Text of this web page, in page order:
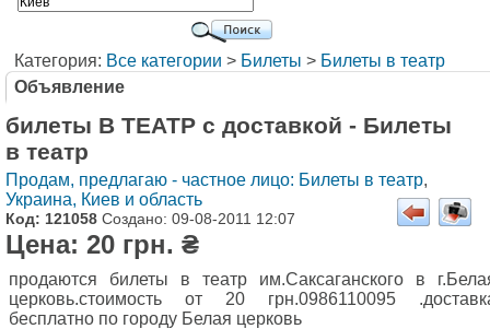
Категория: Все категории > Билеты > Билеты в театр
Объявление
билеты В ТЕАТР с доставкой - Билеты
в театр
Продам, предлагаю - частное лицо: Билеты в театр,
Украина, Киев и область
Код: 121058 Создано: 09-08-2011 12:07
Цена: 20 грн. ₴
продаются билеты в театр им.Саксаганского в
церковь.стоимость от 20 грн.0986110095
бесплатно по городу Белая церковь